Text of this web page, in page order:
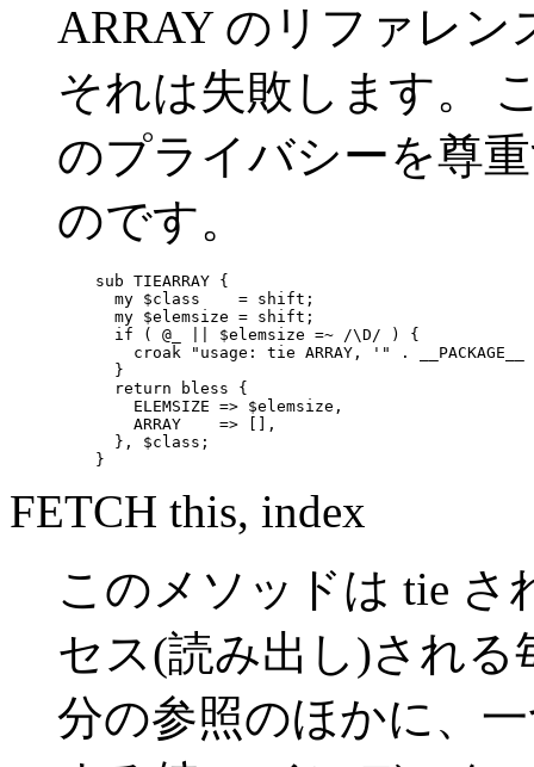
ARRAY のリファレ
それは失敗します。
のプライバシーを尊
のです。
    sub TIEARRAY {
      my $class    = shift;
      my $elemsize = shift;
      if ( @_ || $elemsize =~ /\D/ ) {
croak "usage: tie ARRAY, '" . __PACKAGE__
      }
      return bless {
        ELEMSIZE => $elemsize,
        ARRAY    => [],
      }, $class;
    }
FETCH this, index
このメソッドは tie さ
セス(読み出し)され
分の参照のほかに、